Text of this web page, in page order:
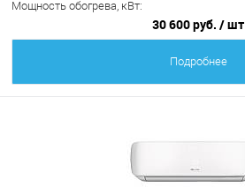
Мощность обогрева, кВт:
30 600 руб. / шт
Подробнее